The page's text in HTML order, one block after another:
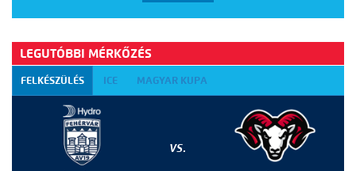
LEGUTÓBBI MÉRKŐZÉS
FELKÉSZÜLÉS ICE MAGYAR KUPA
VS.